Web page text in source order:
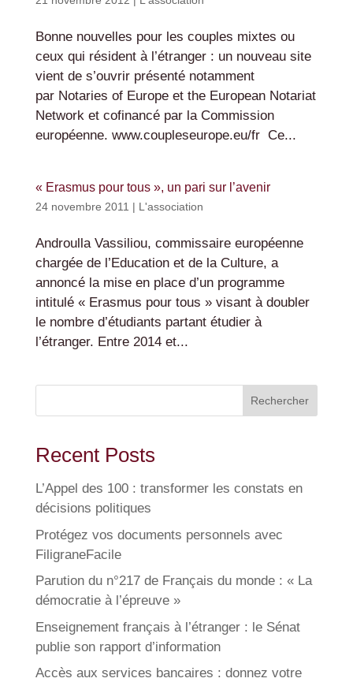
Bonne nouvelles pour les couples mixtes ou
ceux qui résident à l’étranger : un nouveau site
vient de s’ouvrir présenté notamment
par Notaries of Europe et the European Notariat
Network et cofinancé par la Commission
européenne. www.coupleseurope.eu/fr Ce...
« Erasmus pour tous », un pari sur l’avenir
24 novembre 2011 | L'association
Androulla Vassiliou, commissaire européenne
chargée de l’Education et de la Culture, a
annoncé la mise en place d’un programme
intitulé « Erasmus pour tous » visant à doubler
le nombre d’étudiants partant étudier à
l’étranger. Entre 2014 et...
Rechercher
Recent Posts
L’Appel des 100 : transformer les constats en
décisions politiques
Protégez vos documents personnels avec
FiligraneFacile
Parution du n°217 de Français du monde : « La
démocratie à l’épreuve »
Enseignement français à l’étranger : le Sénat
publie son rapport d’information
Accès aux services bancaires : donnez votre